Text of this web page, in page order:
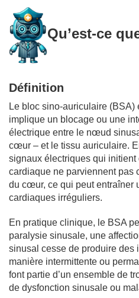
Qu’est-ce
Définition
Le bloc sino-auriculaire (BSA)
implique un blocage ou une
électrique entre le nœud
cœur – et le tissu auriculaire.
signaux électriques qui initient
cardiaque ne parviennent pas
du cœur, ce qui peut entraîner
cardiaques irréguliers.
En pratique clinique, le BSA
paralysie sinusale, une
sinusal cesse de produire des
manière intermittente ou
font partie d’un ensemble de
de dysfonction sinusale ou